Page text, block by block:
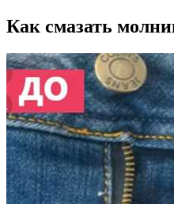
Как смазать